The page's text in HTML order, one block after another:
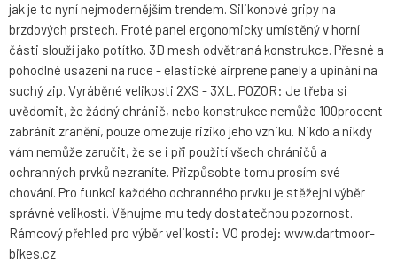
jak je to nyní nejmodernějším trendem. Silikonové gripy na
brzdových prstech. Froté panel ergonomicky umístěný v horní
části slouží jako potítko. 3D mesh odvětraná konstrukce. Přesné a
pohodlné usazení na ruce - elastické airprene panely a upínání na
suchý zip. Vyráběné velikosti 2XS - 3XL. POZOR: Je třeba si
uvědomit, že žádný chránič, nebo konstrukce nemůže 100procent
zabránít zranění, pouze omezuje riziko jeho vzniku. Nikdo a nikdy
vám nemůže zaručit, že se i při použití všech chráničů a
ochranných prvků nezraníte. Přizpůsobte tomu prosím své
chování. Pro funkci každého ochranného prvku je stěžejní výběr
správné velikosti. Věnujme mu tedy dostatečnou pozornost.
Rámcový přehled pro výběr velikosti: VO prodej: www.dartmoor-
bikes.cz